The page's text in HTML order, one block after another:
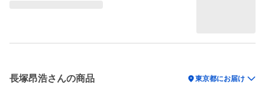
長塚昂浩さんの商品 location_on東京都にお届け